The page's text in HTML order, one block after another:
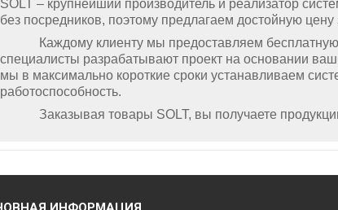
SOLT – крупнейший производитель и реализатор
без посредников, поэтому предлагаем достойную
Каждому клиенту мы предоставляем бесплатную
специалисты разрабатывают проект на основании
мы в максимально короткие сроки устанавливаем
работоспособность.
Заказывая товары SOLT, вы получаете